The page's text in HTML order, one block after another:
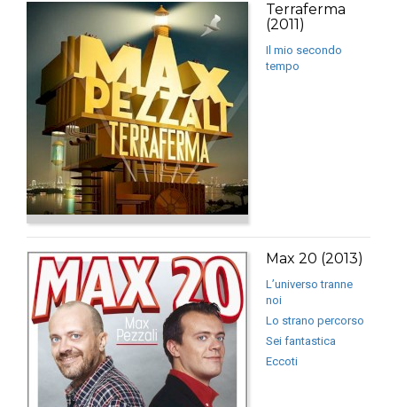
Terraferma
(2011)
Il mio secondo
tempo
Max 20 (2013)
L’universo tranne
noi
Lo strano percorso
Sei fantastica
Eccoti